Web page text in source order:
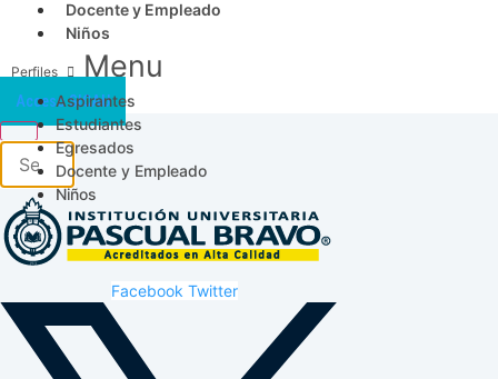
Docente y Empleado
Niños
Menu
Aspirantes
Estudiantes
Egresados
Docente y Empleado
Niños
Acceso SICAU
Facebook Twitter